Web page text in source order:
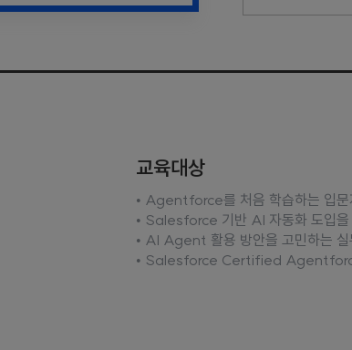
교육대상
• Agentforce를 처음 학습하는 입문
• Salesforce 기반 AI 자동화 도입을
• AI Agent 활용 방안을 고민하는 실
• Salesforce Certified